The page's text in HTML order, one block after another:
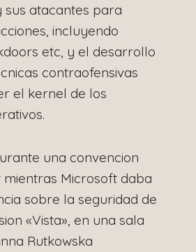
atacantes para
incluyendo
etc, y el desarrollo
contraofensivas
el kernel de los
una convencion
mientras Microsoft daba
sobre la seguridad de
«Vista», en una sala
Rutkowska